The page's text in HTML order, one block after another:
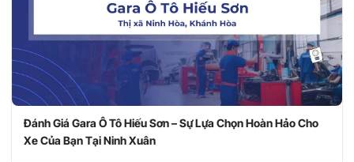
Đánh Giá Gara Ô Tô Hiếu Sơn – Sự Lựa Chọn Hoàn Hảo Cho
Xe Của Bạn Tại Ninh Xuân